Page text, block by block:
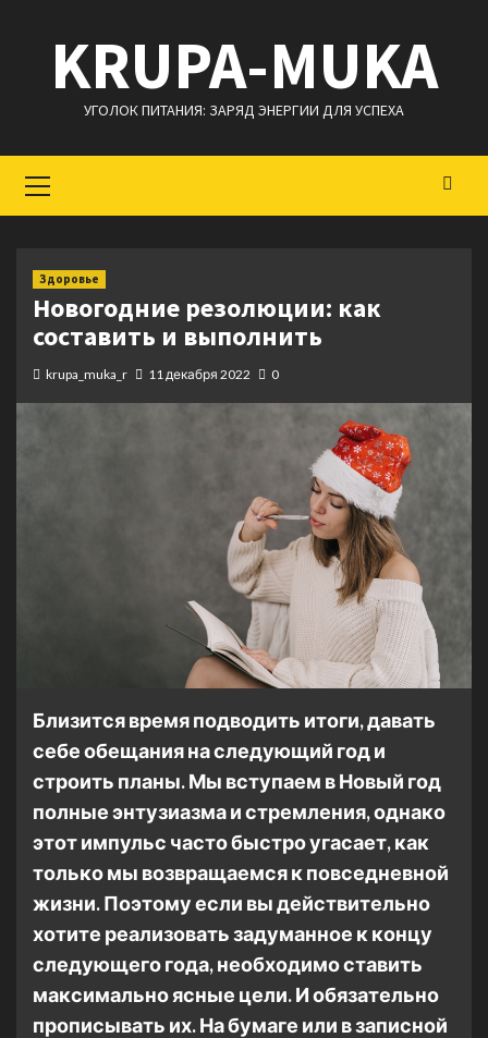
содержимому
KRUPA-MUKA
УГОЛОК ПИТАНИЯ: ЗАРЯД ЭНЕРГИИ ДЛЯ УСПЕХА
меню
Здоровье
Новогодние резолюции: как
составить и выполнить
krupa_muka_r 11 декабря 2022 0
Близится время подводить итоги, давать
себе обещания на следующий год и
строить планы. Мы вступаем в Новый год
полные энтузиазма и стремления, однако
этот импульс часто быстро угасает, как
только мы возвращаемся к повседневной
жизни. Поэтому если вы действительно
хотите реализовать задуманное к концу
следующего года, необходимо ставить
максимально ясные цели. И обязательно
прописывать их. На бумаге или в записной